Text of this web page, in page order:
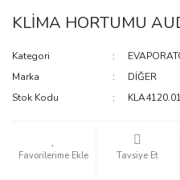
KLİMA HORTUMU
Kategori
Marka
DİĞER
Stok Kodu
Tavsiye Et